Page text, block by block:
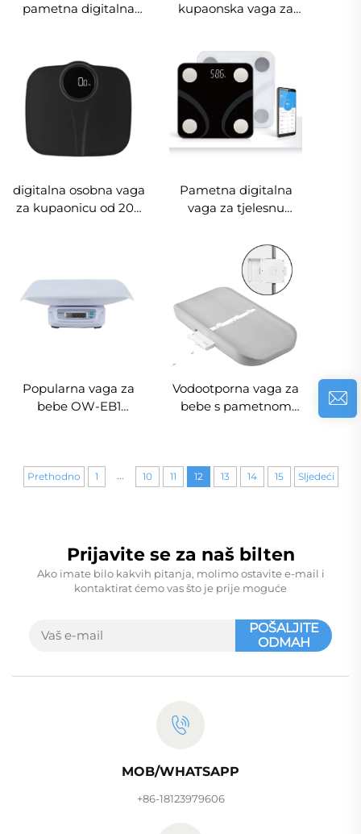
pametna digitalna
kupaonske vage s
LCD zaslonom,
točnost 1 g,
kupaonska vaga za
vodootporna vaga za
tijelo
digitalna osobna vaga
za kupaonicu od 200
Pametna digitalna
vaga za tjelesnu
od 180KG s
Bluetooth-om za
vaganje s 12 mjerenja
podataka OEM &
ODM podrškom
Terenska vaga
Popularna vaga za
bebe OW-EB1
bebe
Vodootporna vaga za
bebe s pametnom
zaslonom
Prethodno 1 10 11 12 13 14 15 Sljedeći
Prijavite se za naš bilten
Ako imate bilo kakvih pitanja, molimo ostavite e-mail i
kontaktirat ćemo vas što je prije moguće
POŠALJITE
ODMAH
MOB/WHATSAPP
+86-18123979606